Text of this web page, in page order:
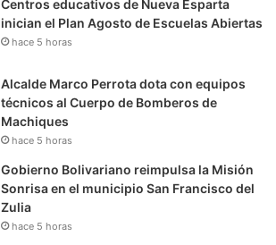
Centros educativos de Nueva Esparta
inician el Plan Agosto de Escuelas Abiertas
hace 5 horas
Alcalde Marco Perrota dota con equipos
técnicos al Cuerpo de Bomberos de
Machiques
hace 5 horas
Gobierno Bolivariano reimpulsa la Misión
Sonrisa en el municipio San Francisco del
Zulia
hace 5 horas